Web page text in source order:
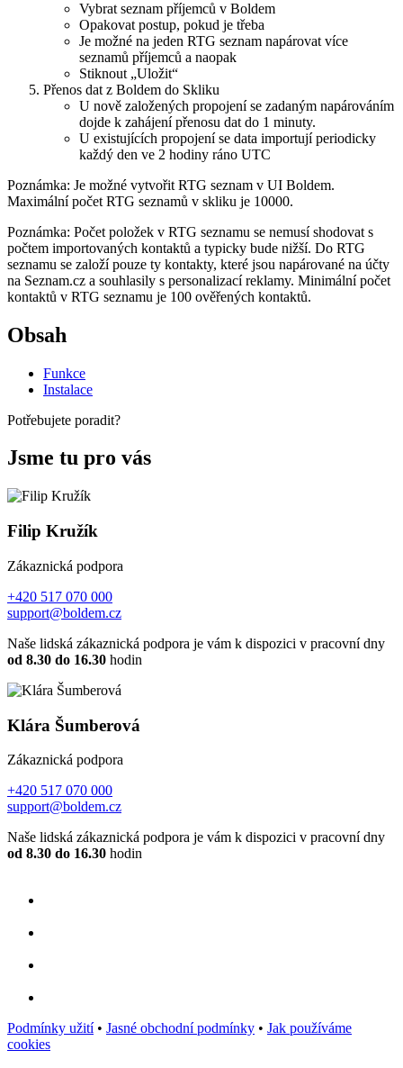
Vybrat seznam příjemců v Boldem
Opakovat postup, pokud je třeba
Je možné na jeden RTG seznam napárovat více
seznamů příjemců a naopak
Stiknout „Uložit“
Přenos dat z Boldem do Skliku
U nově založených propojení se zadaným napárováním
dojde k zahájení přenosu dat do 1 minuty.
U existujících propojení se data importují periodicky
každý den ve 2 hodiny ráno UTC
Poznámka: Je možné vytvořit RTG seznam v UI Boldem.
Maximální počet RTG seznamů v skliku je 10000.
Poznámka: Počet položek v RTG seznamu se nemusí shodovat s
počtem importovaných kontaktů a typicky bude nižší. Do RTG
seznamu se založí pouze ty kontakty, které jsou napárované na účty
na Seznam.cz a souhlasily s personalizací reklamy. Minimální počet
kontaktů v RTG seznamu je 100 ověřených kontaktů.
Obsah
Funkce
Instalace
Potřebujete poradit?
Jsme tu pro vás
Filip Kružík
Zákaznická podpora
+420 517 070 000
support@boldem.cz
Naše lidská zákaznická podpora je vám k dispozici v pracovní dny
od 8.30 do 16.30 hodin
Klára Šumberová
Zákaznická podpora
+420 517 070 000
support@boldem.cz
Naše lidská zákaznická podpora je vám k dispozici v pracovní dny
od 8.30 do 16.30 hodin
Podmínky užití • Jasné obchodní podmínky • Jak používáme
cookies